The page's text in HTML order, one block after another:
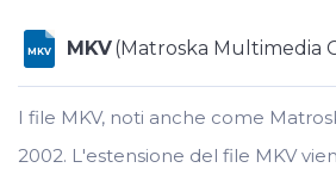
MKV MKV(Matroska Multimedia
I file MKV, noti anche come
2002. L'estensione del file MKV